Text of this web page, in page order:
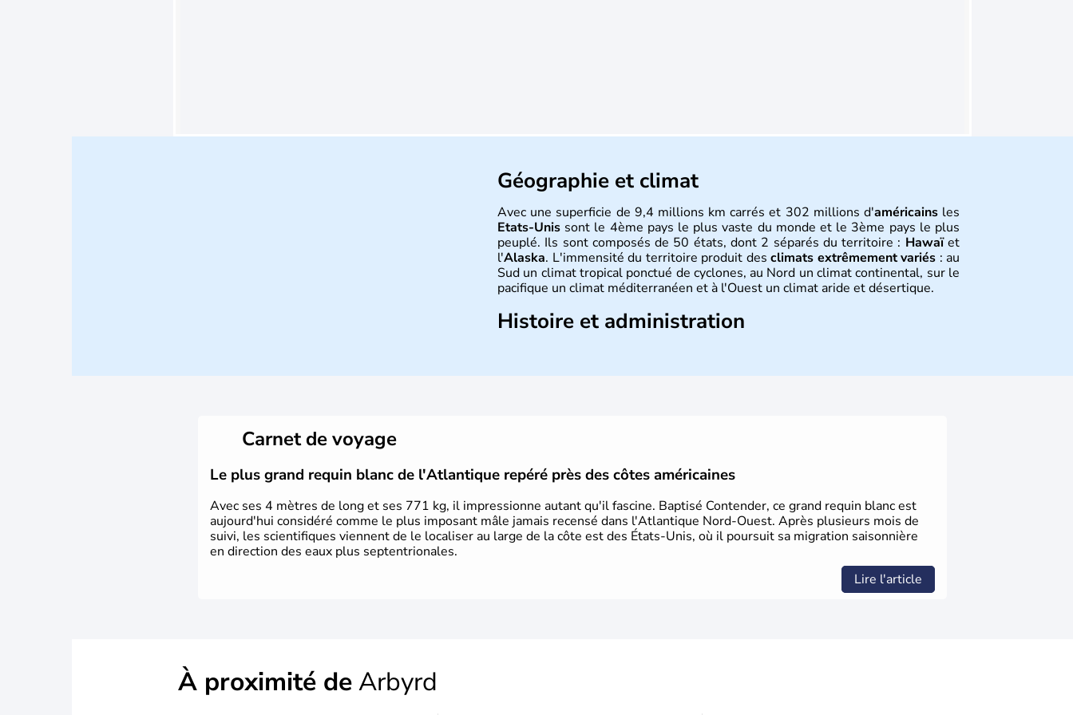
Géographie et climat
Avec une superficie de 9,4 millions km carrés et 302 millions d'américainsles
Etats-Unis sont le 4ème pays le plus vaste du monde et le 3ème pays le plus
peuplé. Ils sont composés de 50 états, dont 2 séparés du territoire : Hawaïet
l'Alaska. L'immensité du territoire produit des climats extrêmement variés : au
Sud un climat tropical ponctué de cyclones, au Nord un climat continental, sur le
pacifique un climat méditerranéen et à l'Ouest un climat aride et désertique.
Histoire et administration
Carnet de voyage
Le plus grand requin blanc de l'Atlantique repéré près des côtes américaines
Avec ses 4 mètres de long et ses 771 kg, il impressionne autant qu'il fascine. Baptisé Contender, ce grand requin blanc est
aujourd'hui considéré comme le plus imposant mâle jamais recensé dans l'Atlantique Nord-Ouest. Après plusieurs mois de
suivi, les scientifiques viennent de le localiser au large de la côte est des États-Unis, où il poursuit sa migration saisonnière
en direction des eaux plus septentrionales.
Lire l'article
À proximité deArbyrd